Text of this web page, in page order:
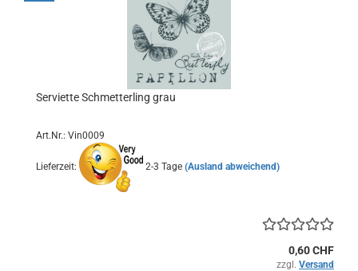
Serviette Schmetterling grau
Art.Nr.: Vin0009
Lieferzeit: 2-3 Tage (Ausland abweichend)
0,60 CHF
zzgl. Versand